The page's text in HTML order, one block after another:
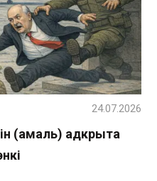
(амаль) адкрыта
24.07.2026